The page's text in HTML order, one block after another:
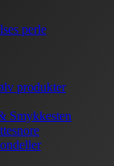
perle
produkter
Smykkesten